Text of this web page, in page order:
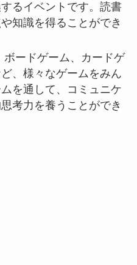
るイベントです。読書
知識を得ることができ
ードゲーム、カードゲ
、様々なゲームをみん
を通して、コミュニケ
考力を養うことができ